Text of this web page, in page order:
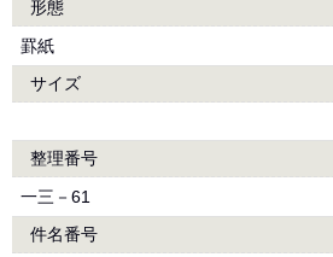
形態
罫紙
サイズ
整理番号
一三－61
件名番号